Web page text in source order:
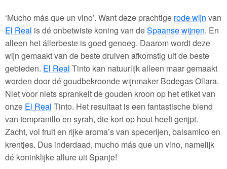
‘Mucho más que un vino’. Want deze prachtige rode wijn van
El Real is dé onbetwiste koning van deSpaanse wijnen. En
alleen het állerbeste is goed genoeg. Daarom wordt deze
wijn gemaakt van de beste druiven afkomstig uit de beste
gebieden. El Real Tinto kan natuurlijk alleen maar gemaakt
worden door dé goudbekroonde wijnmaker Bodegas Ollara.
Niet voor niets sprankelt de gouden kroon op het etiket van
onze El Real Tinto. Het resultaat is een fantastische blend
van tempranillo en syrah, die kort op hout heeft gerijpt.
Zacht, vol fruit en rijke aroma’s van specerijen, balsamico en
krentjes. Dus inderdaad, mucho más que un vino, namelijk
dé koninklijke allure uit Spanje!